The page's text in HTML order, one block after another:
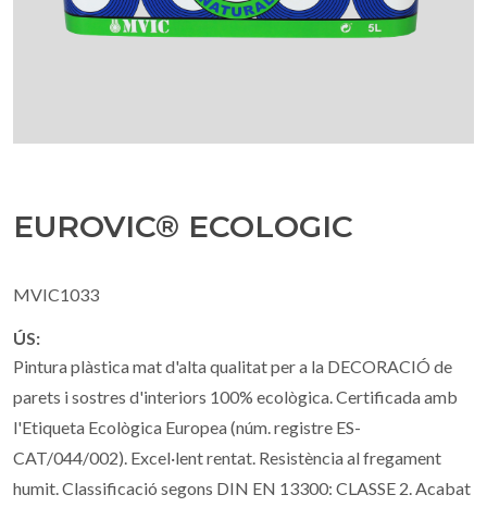
EUROVIC® ECOLOGIC
MVIC1033
ÚS:
Pintura plàstica mat d'alta qualitat per a la DECORACIÓ de
parets i sostres d'interiors 100% ecològica. Certificada amb
l'Etiqueta Ecològica Europea (núm. registre ES-
CAT/044/002). Excel·lent rentat. Resistència al fregament
humit. Classificació segons DIN EN 13300: CLASSE 2. Acabat